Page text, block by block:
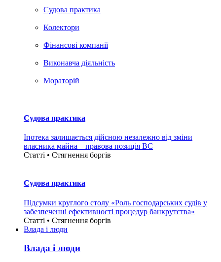
Судова практика
Колектори
Фінансові компанії
Виконавча діяльність
Мораторій
Судова практика
Іпотека залишається дійсною незалежно від зміни
власника майна – правова позиція ВС
Статті • Стягнення боргiв
Судова практика
Підсумки круглого столу «Роль господарських судів у
забезпеченні ефективності процедур банкрутства»
Статті • Стягнення боргiв
Влада i люди
Влада i люди